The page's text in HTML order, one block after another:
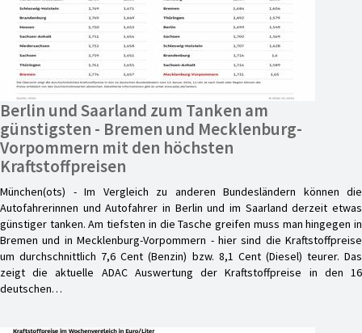
Berlin und Saarland zum Tanken am
günstigsten - Bremen und Mecklenburg-
Vorpommern mit den höchsten
Kraftstoffpreisen
München(ots) - Im Vergleich zu anderen Bundesländern können die
Autofahrerinnen und Autofahrer in Berlin und im Saarland derzeit etwas
günstiger tanken. Am tiefsten in die Tasche greifen muss man hingegen in
Bremen und in Mecklenburg-Vorpommern - hier sind die Kraftstoffpreise
um durchschnittlich 7,6 Cent (Benzin) bzw. 8,1 Cent (Diesel) teurer. Das
zeigt die aktuelle ADAC Auswertung der Kraftstoffpreise in den 16
deutschen…